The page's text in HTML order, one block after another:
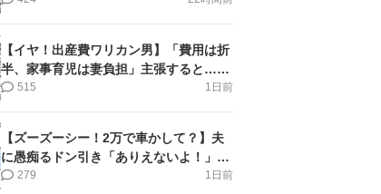
【イヤ！出産費ワリカン男】「費用は折
半、家事育児は妻負担」主張すると…＜
第11話＞#4コマ母道場
1日前
515
【ズーズーシー！2万で車かして？】夫
に愚痴るドン引き「ありえないよ！」＜
第16話＞#4コマ母道場
1日前
279